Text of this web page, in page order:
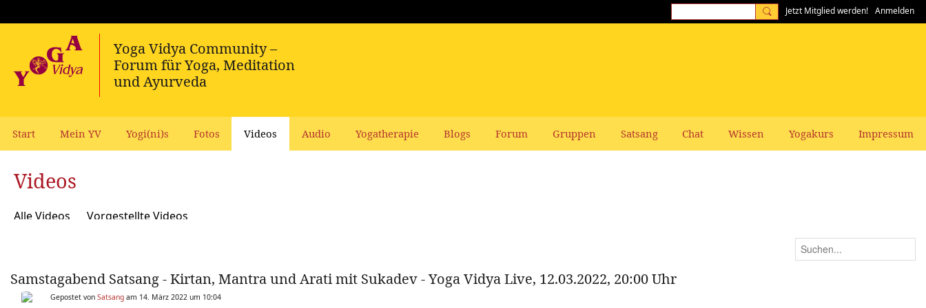
Jetzt Mitglied werden! Anmelden
Start Mein YV Yogi(ni)s Fotos Videos Audio Yogatherapie Blogs Forum Gruppen Satsang Chat Wissen Yogakurs Impressum
Videos
Alle Videos Vorgestellte Videos
Samstagabend Satsang - Kirtan, Mantra und Arati mit Sukadev - Yoga Vidya Live, 12.03.2022, 20:00 Uhr
Gepostet von Satsang am 14. März 2022 um 10:04